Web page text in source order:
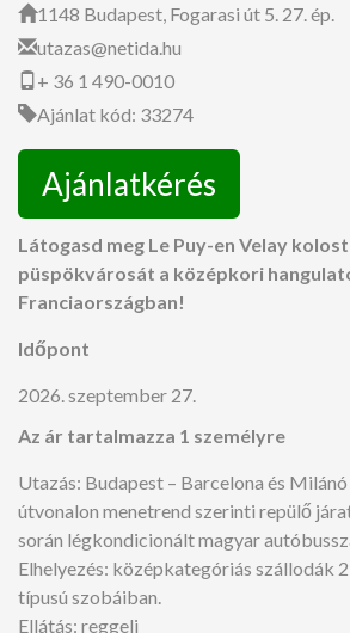
1148 Budapest, Fogarasi út 5. 27. ép.
utazas@netida.hu
+ 36 1 490-0010
Ajánlat kód: 33274
Ajánlatkérés
Látogasd meg Le Puy-en Velay
püspökvárosát a középkori
Franciaországban!
Időpont
2026. szeptember 27.
Az ár tartalmazza 1 személyre
Utazás: Budapest – Barcelona és
útvonalon menetrend szerinti repülő
során légkondicionált magyar
Elhelyezés: középkategóriás szállodák
típusú szobáiban.
Ellátás: reggeli